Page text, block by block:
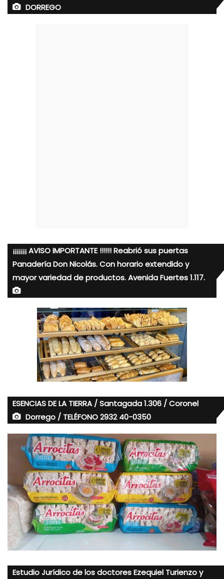
DORREGO
¡¡¡¡¡¡¡ AVISO IMPORTANTE !!!!!! Reabrió sus puertas
Panadería Don Nicolás. Con horario extendido y
mayor variedad de productos. Avenida Fuertes 1.117.
ESENCIAS DE LA TIERRA / Santagada 1.306 / Coronel
Dorrego / TELÉFONO 2932 40-0350
Estudio Jurídico de los doctores Ezequiel Turienzo y